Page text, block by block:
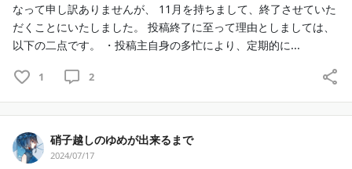
なって申し訳ありませんが、 11月を持ちまして、終了させていた
だくことにいたしました。 投稿終了に至って理由としましては、
以下の二点です。 ・投稿主自身の多忙により、定期的に...
1 2
硝子越しのゆめが出来るまで
2024/07/17